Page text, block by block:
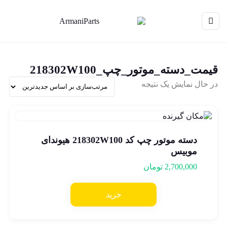
قیمت_دسته_موتور_چپ_218302W100
در حال نمایش یک نتیجه
دسته موتور چپ کد 218302W100 هیوندای
موبیس
2,700,000 تومان
خرید